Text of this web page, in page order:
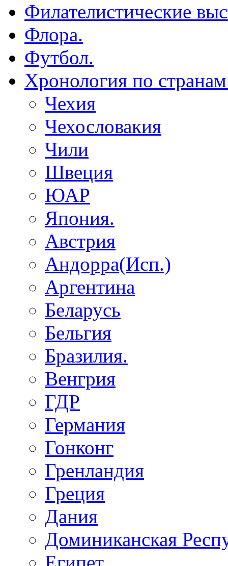
Филателистические
Флора.
Футбол.
Хронология по
Чехия
Чехословакия
Чили
Швеция
ЮАР
Япония.
Австрия
Андорра(Исп.)
Аргентина
Беларусь
Бельгия
Бразилия.
Венгрия
ГДР
Германия
Гонконг
Гренландия
Греция
Дания
Доминиканская